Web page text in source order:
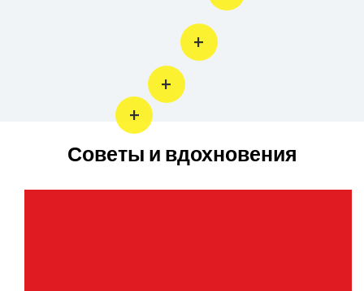
Советы и вдохновения